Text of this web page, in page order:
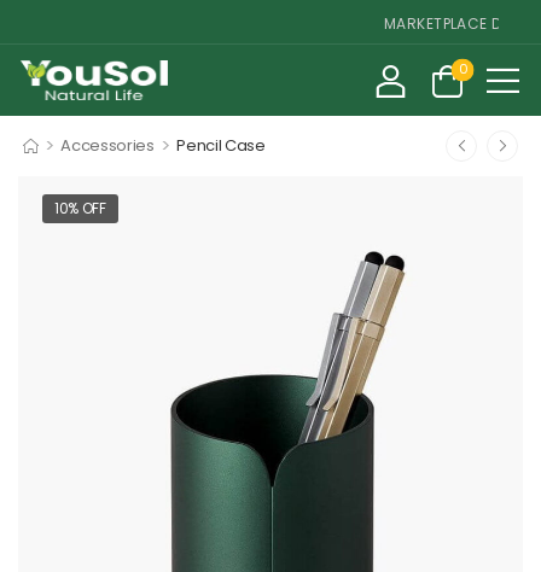
MARKETPLACE DE
0
> Accessories > Pencil Case
10% OFF